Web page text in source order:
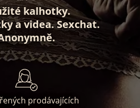
kalhotky.
avidea.Sexchat.
.
prodávajících